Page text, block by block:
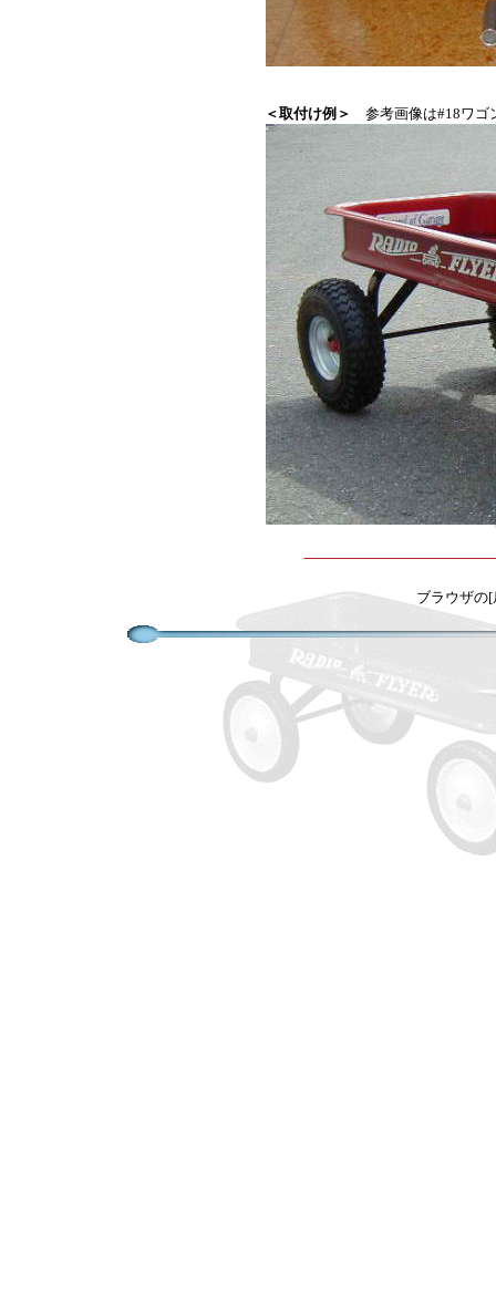
＜取付け例＞ 参考画像は#18ワゴ
ブラウザの